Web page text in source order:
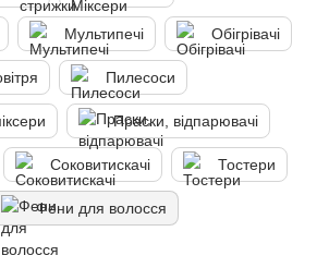
Мультипечі Обігрівачі
Пилесоси
Праски, відпарювачі
Соковитискачі Тостери
Фени для волосся